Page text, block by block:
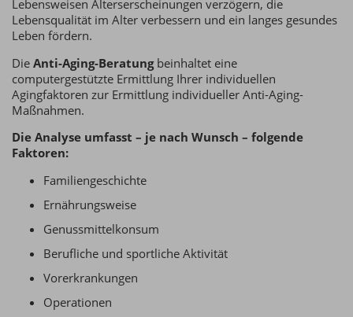
Lebensweisen Alterserscheinungen verzögern, die
Lebensqualität im Alter verbessern und ein langes gesundes
Leben fördern.
Die Anti-Aging-Beratungbeinhaltet eine
computergestützte Ermittlung Ihrer individuellen
Agingfaktoren zur Ermittlung individueller Anti-Aging-
Maßnahmen.
Die Analyse umfasst – je nach Wunsch – folgende
Faktoren:
Familiengeschichte
Ernährungsweise
Genussmittelkonsum
Berufliche und sportliche Aktivität
Vorerkrankungen
Operationen